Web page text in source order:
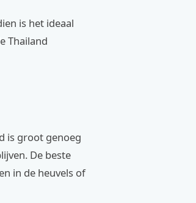
is het ideaal
Thailand
is groot genoeg
De beste
in de heuvels of